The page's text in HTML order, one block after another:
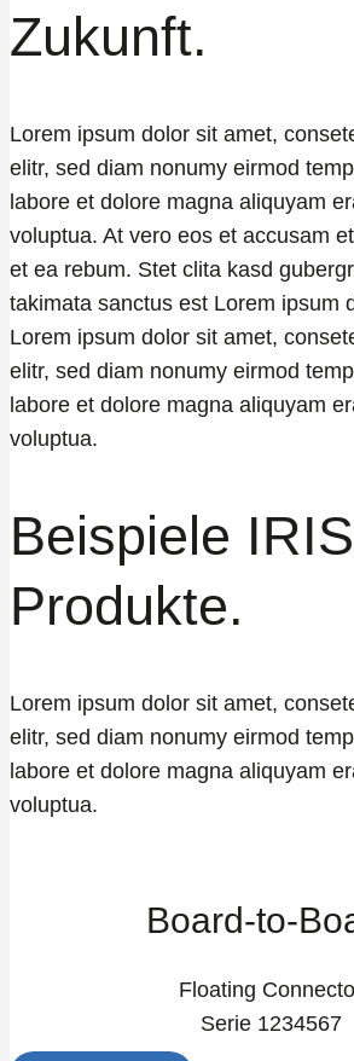
Zukunft.
Lorem ipsum dolor sit amet,
elitr, sed diam nonumy eirmod
labore et dolore magna aliquyam
voluptua. At vero eos et accusam
et ea rebum. Stet clita kasd
takimata sanctus est Lorem ipsum
Lorem ipsum dolor sit amet,
elitr, sed diam nonumy eirmod
labore et dolore magna aliquyam
voluptua.
Beispiele
Produkte.
Lorem ipsum dolor sit amet,
elitr, sed diam nonumy eirmod
labore et dolore magna aliquyam
voluptua.
Board-to-
Floating
Serie 1234567